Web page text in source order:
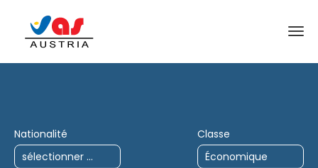
Nationalité Classe